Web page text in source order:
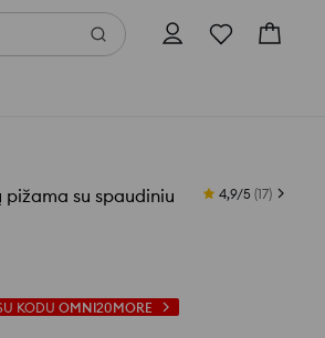
su spaudiniu
4,9/5 (17)
KODU OMNI20MORE